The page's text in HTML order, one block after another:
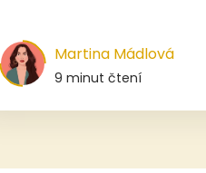
Martina Mádlová
9 minut čtení